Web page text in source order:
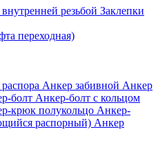
резьбой Заклепки
переходная)
Анкер забивной Анкер
болт Анкер-болт с кольцом
крюк полукольцо Анкер-
распорный) Анкер